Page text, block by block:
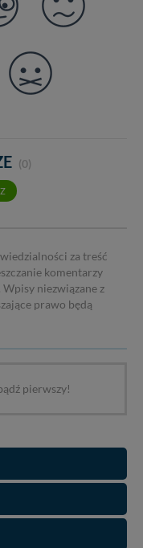
(0)
za treść
komentarzy
niezwiązane z
prawo będą
pierwszy!